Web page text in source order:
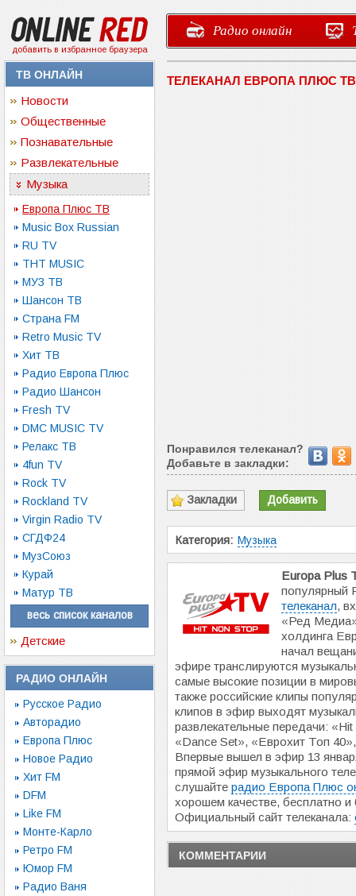
добавить в избранное браузера
Радио онлайн
ТВ ОНЛАЙН
Новости
Общественные
Познавательные
Развлекательные
Музыка
Европа Плюс ТВ
Music Box Russian
RU TV
ТНТ MUSIC
МУЗ ТВ
Шансон ТВ
Страна FM
Retro Music TV
Хит ТВ
Радио Европа Плюс
Радио Шансон
Fresh TV
DMC MUSIC TV
Релакс ТВ
4fun TV
Rock TV
Rockland TV
Virgin Radio TV
СГДФ24
МузСоюз
Курай
Матур ТВ
весь список каналов
Детские
РАДИО ОНЛАЙН
Русское Радио
Авторадио
Европа Плюс
Новое Радио
Хит FM
DFM
Like FM
Монте-Карло
Ретро FM
Юмор FM
Радио Ваня
ТЕЛЕКАНАЛ ЕВРОПА ПЛЮС
Понравился телеканал?
Добавьте в закладки:
Закладки Добавить
Категория: Музыка
Europa Plus
популярный
телеканал,
«Ред
холдинга
начал
эфире транслируются
самые высокие позиции в
также российские клипы
клипов в эфир выходят
развлекательные передачи:
«Dance Set», «Еврохит Топ
Впервые вышел в эфир 13
прямой эфир музыкального
слушайте радио Европа Плюс
хорошем качестве, бесплатно и
Официальный сайт телеканала:
КОММЕНТАРИИ